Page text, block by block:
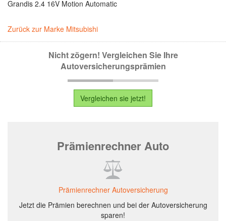
Grandis 2.4 16V Motion Automatic
Zurück zur Marke Mitsubishi
Nicht zögern! Vergleichen Sie Ihre
Autoversicherungsprämien
Vergleichen sie jetzt!
Prämienrechner Auto
Prämienrechner Autoversicherung
Jetzt die Prämien berechnen und bei der Autoversicherung
sparen!